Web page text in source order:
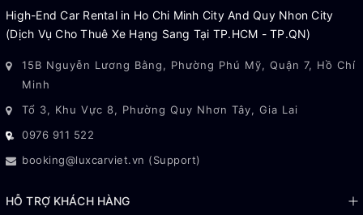
High-End Car Rental in Ho Chi Minh City And Quy Nhon City
(Dịch Vụ Cho Thuê Xe Hạng Sang Tại TP.HCM - TP.QN)
15B Nguyễn Lương Bằng, Phường Phú Mỹ, Quận 7, Hồ Chí
Minh
Tổ 3, Khu Vực 8, Phường Quy Nhơn Tây, Gia Lai
0976 911 522
booking@luxcarviet.vn (Support)
HỖ TRỢ KHÁCH HÀNG